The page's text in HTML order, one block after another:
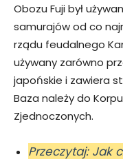
Obozu Fuji był
samurajów od co
rządu feudalnego
używany zarówno
japońskie i zawiera
Baza należy do
Zjednoczonych.
Przeczytaj: Jak